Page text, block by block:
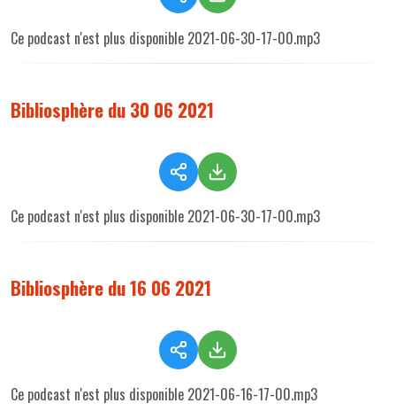
Ce podcast n'est plus disponible 2021-06-30-17-00.mp3
Bibliosphère du 30 06 2021
Ce podcast n'est plus disponible 2021-06-30-17-00.mp3
Bibliosphère du 16 06 2021
Ce podcast n'est plus disponible 2021-06-16-17-00.mp3